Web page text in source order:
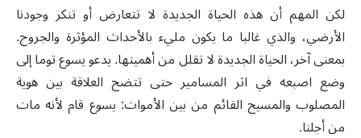
لكن المهم أن هذه الحياة الجديدة لا تتعارض أو تنكر وجودنا
الأرضي، والذي غالبا ما يكون مليء بالأحداث المؤثرة والجروح.
بمعنى آخر، الحياة الجديدة لا تقلل من أهميتها. يدعو يسوع توما إلى
وضع اصبعه في اثر المسامير حتى تتضح العلاقة بين هوية
المصلوب والمسيح القائم من بين الأموات: يسوع قام لأنه مات
من أجلنا.